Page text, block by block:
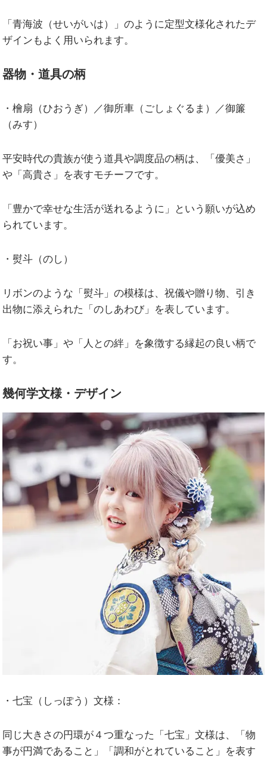
「青海波（せいがいは）」のように定型文様化されたデ
ザインもよく用いられます。
器物・道具の柄
・檜扇（ひおうぎ）／御所車（ごしょぐるま）／御簾
（みす）
平安時代の貴族が使う道具や調度品の柄は、「優美さ」
や「高貴さ」を表すモチーフです。
「豊かで幸せな生活が送れるように」という願いが込め
られています。
・熨斗（のし）
リボンのような「熨斗」の模様は、祝儀や贈り物、引き
出物に添えられた「のしあわび」を表しています。
「お祝い事」や「人との絆」を象徴する縁起の良い柄で
す。
幾何学文様・デザイン
・七宝（しっぽう）文様：
同じ大きさの円環が４つ重なった「七宝」文様は、「物
事が円満であること」「調和がとれていること」を表す